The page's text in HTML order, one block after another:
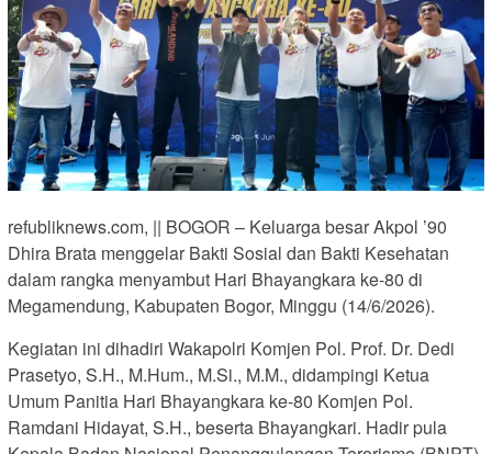
refubliknews.com, || BOGOR – Keluarga besar Akpol ’90
Dhira Brata menggelar Bakti Sosial dan Bakti Kesehatan
dalam rangka menyambut Hari Bhayangkara ke-80 di
Megamendung, Kabupaten Bogor, Minggu (14/6/2026).
Kegiatan ini dihadiri Wakapolri Komjen Pol. Prof. Dr. Dedi
Prasetyo, S.H., M.Hum., M.Si., M.M., didampingi Ketua
Umum Panitia Hari Bhayangkara ke-80 Komjen Pol.
Ramdani Hidayat, S.H., beserta Bhayangkari. Hadir pula